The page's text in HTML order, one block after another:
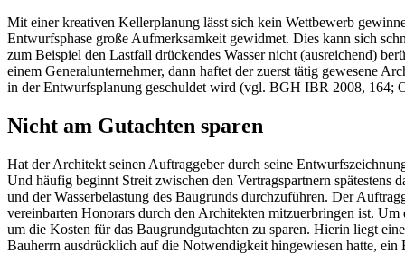
Mit einer kreativen Kellerplanung lässt sich kein Wettbewerb
Entwurfsphase große Aufmerksamkeit gewidmet. Dies kann sich
zum Beispiel den Lastfall drückendes Wasser nicht (ausreichend)
einem Generalunternehmer, dann haftet der zuerst tätig gewesene
in der Entwurfsplanung geschuldet wird (vgl. BGH IBR 2008,
Nicht am Gutachten sparen
Hat der Architekt seinen Auftraggeber durch seine
Und häufig beginnt Streit zwischen den Vertragspartnern
und der Wasserbelastung des Baugrunds durchzuführen. Der
vereinbarten Honorars durch den Architekten mitzuerbringen ist.
um die Kosten für das Baugrundgutachten zu sparen. Hierin liegt
Bauherrn ausdrücklich auf die Notwendigkeit hingewiesen hatte,